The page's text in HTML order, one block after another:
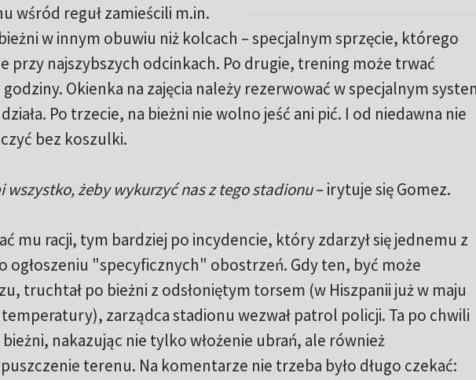
wśród reguł zamieścili m.in.
w innym obuwiu niż kolcach – specjalnym sprzęcie, którego
przy najszybszych odcinkach. Po drugie, trening może trwać
Okienka na zajęcia należy rezerwować w specjalnym
Po trzecie, na bieżni nie wolno jeść ani pić. I od niedawna nie
bez koszulki.
wszystko, żeby wykurzyć nas z tego stadionu– irytuje się Gomez.
mu racji, tym bardziej po incydencie, który zdarzył się jednemu z
ogłoszeniu "specyficznych" obostrzeń. Gdy ten, być może
truchtał po bieżni z odsłoniętym torsem (w Hiszpanii już w maju
zarządca stadionu wezwał patrol policji. Ta po chwili
nakazując nie tylko włożenie ubrań, ale również
terenu. Na komentarze nie trzeba było długo czekać: